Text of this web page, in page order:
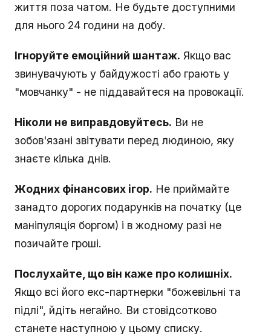
життя поза чатом. Не будьте доступними
для нього 24 години на добу.
Ігноруйте емоційний шантаж. Якщо вас
звинувачують у байдужості або грають у
"мовчанку" - не піддавайтеся на провокації.
Ніколи не виправдовуйтесь. Ви не
зобов'язані звітувати перед людиною, яку
знаєте кілька днів.
Жодних фінансових ігор. Не приймайте
занадто дорогих подарунків на початку (це
маніпуляція боргом) і в жодному разі не
позичайте гроші.
Послухайте, що він каже про колишніх.
Якщо всі його екс-партнерки "божевільні та
підлі", йдіть негайно. Ви стовідсотково
станете наступною у цьому списку.